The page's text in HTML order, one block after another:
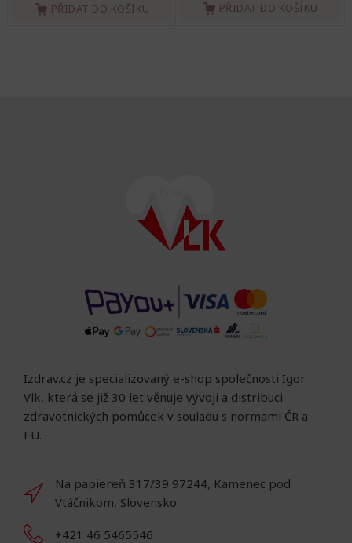
PŘIDAT DO KOŠÍKU PŘIDAT DO KOŠÍKU
Izdrav.cz je specializovaný e-shop společnosti Igor
Vlk, která se již 30 let věnuje vývoji a distribuci
zdravotnických pomůcek v souladu s normami ČR a
EU.
Na papiereň 317/39 97244, Kamenec pod
Vtáčnikom, Slovensko
+421 46 5465546